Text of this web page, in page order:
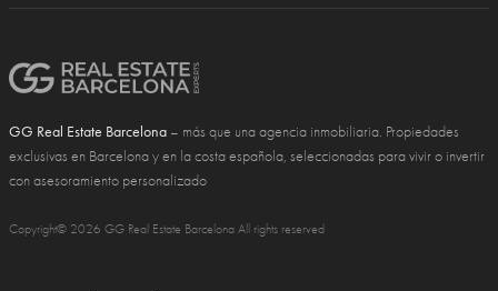
GG Real Estate Barcelona – más que una agencia inmobiliaria. Propiedades
exclusivas en Barcelona y en la costa española, seleccionadas para vivir o invertir
con asesoramiento personalizado
Copyright© 2026 GG Real Estate Barcelona All rights reserved